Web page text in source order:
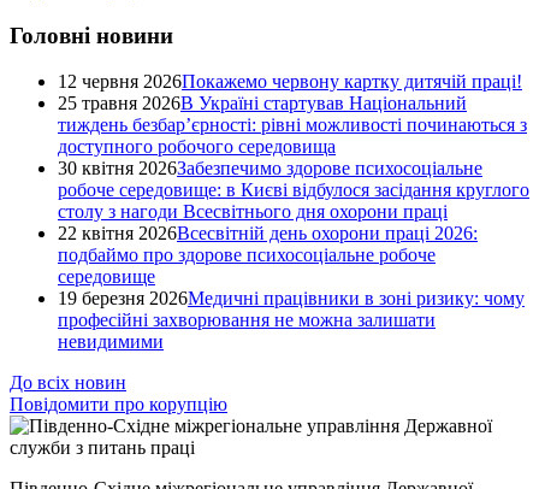
Головні новини
12 червня 2026Покажемо червону картку дитячій праці!
25 травня 2026В Україні стартував Національний
тиждень безбар’єрності: рівні можливості починаються з
доступного робочого середовища
30 квітня 2026Забезпечимо здорове психосоціальне
робоче середовище: в Києві відбулося засідання круглого
столу з нагоди Всесвітнього дня охорони праці
22 квітня 2026Всесвітній день охорони праці 2026:
подбаймо про здорове психосоціальне робоче
середовище
19 березня 2026Медичні працівники в зоні ризику: чому
професійні захворювання не можна залишати
невидимими
До всіх новин
Повідомити про корупцію